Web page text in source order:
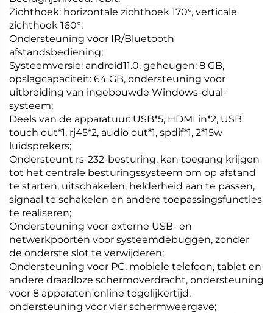
Zichthoek: horizontale zichthoek 170°, verticale
zichthoek 160°;
Ondersteuning voor IR/Bluetooth
afstandsbediening;
Systeemversie: android11.0, geheugen: 8 GB,
opslagcapaciteit: 64 GB, ondersteuning voor
uitbreiding van ingebouwde Windows-dual-
systeem;
Deels van de apparatuur: USB*5, HDMI in*2, USB
touch out*1, rj45*2, audio out*1, spdif*1, 2*15w
luidsprekers;
Ondersteunt rs-232-besturing, kan toegang krijgen
tot het centrale besturingssysteem om op afstand
te starten, uitschakelen, helderheid aan te passen,
signaal te schakelen en andere toepassingsfuncties
te realiseren;
Ondersteuning voor externe USB- en
netwerkpoorten voor systeemdebuggen, zonder
de onderste slot te verwijderen;
Ondersteuning voor PC, mobiele telefoon, tablet en
andere draadloze schermoverdracht, ondersteuning
voor 8 apparaten online tegelijkertijd,
ondersteuning voor vier schermweergave;